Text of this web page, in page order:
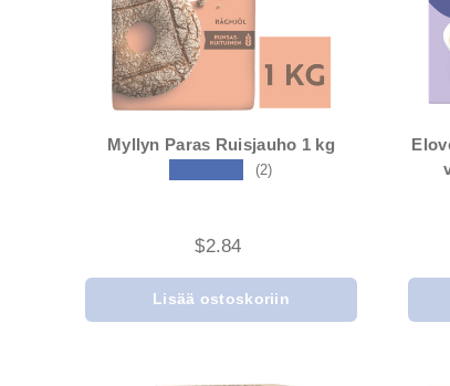
Myllyn Paras Ruisjauho 1 kg
(2)
$2.84
Lisää ostoskoriin